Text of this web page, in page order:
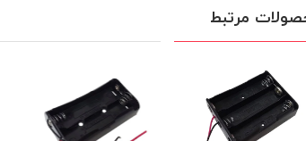
مرتبط